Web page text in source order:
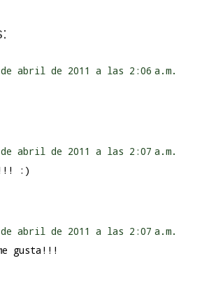
abril de 2011 a las 2:06 a.m.
abril de 2011 a las 2:07 a.m.
:)
abril de 2011 a las 2:07 a.m.
gusta!!!